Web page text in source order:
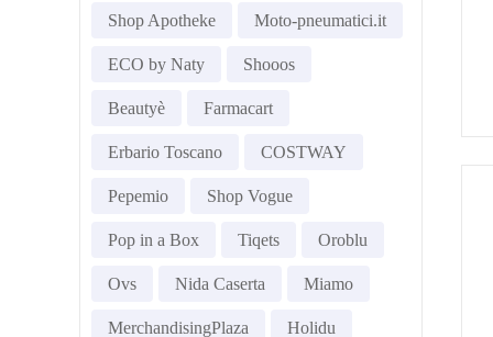
Shop Apotheke Moto-pneumatici.it
ECO by Naty Shooos
Beautyè Farmacart
Erbario Toscano COSTWAY
Pepemio Shop Vogue
Pop in a Box Tiqets Oroblu
Ovs Nida Caserta Miamo
MerchandisingPlaza Holidu